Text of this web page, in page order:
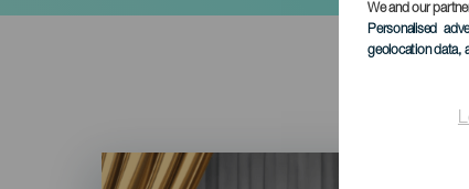
We and our
Personalised
geolocation data,
Imagen
Listado